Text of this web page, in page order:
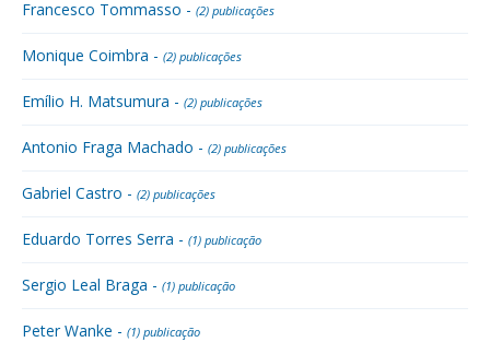
Francesco Tommasso - (2) publicações
Monique Coimbra - (2) publicações
Emílio H. Matsumura - (2) publicações
Antonio Fraga Machado - (2) publicações
Gabriel Castro - (2) publicações
Eduardo Torres Serra - (1) publicação
Sergio Leal Braga - (1) publicação
Peter Wanke - (1) publicação